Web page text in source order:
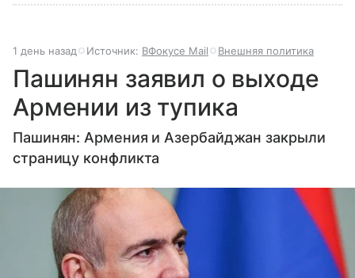
1 день назад Источник: ВФокусе Mail Внешняя политика
Пашинян заявил о выходе
Армении из тупика
Пашинян: Армения и Азербайджан закрыли
страницу конфликта